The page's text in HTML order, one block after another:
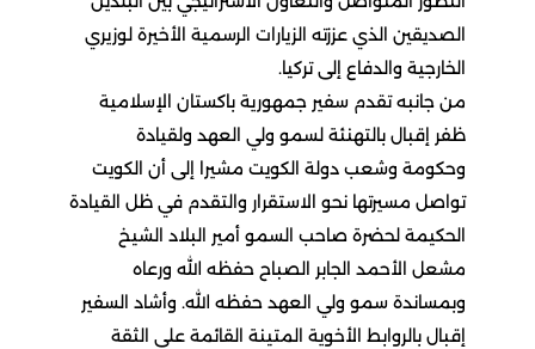
الصديقين الذي عززته الزيارات الرسمية الأخيرة لوزيري
الخارجية والدفاع إلى تركيا.
من جانبه تقدم سفير جمهورية باكستان الإسلامية
ظفر إقبال بالتهنئة لسمو ولي العهد ولقيادة
وحكومة وشعب دولة الكويت مشيرا إلى أن الكويت
تواصل مسيرتها نحو الاستقرار والتقدم في ظل القيادة
الحكيمة لحضرة صاحب السمو أمير البلاد الشيخ
مشعل الأحمد الجابر الصباح حفظه الله ورعاه
وبمساندة سمو ولي العهد حفظه الله. وأشاد السفير
إقبال بالروابط الأخوية المتينة القائمة على الثقة